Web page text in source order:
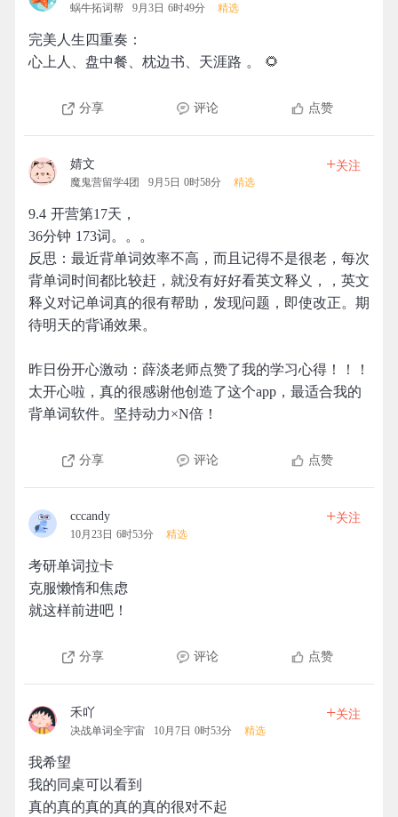
蜗牛拓词帮 9月3日 6时49分 精选
完美人生四重奏：
心上人、盘中餐、枕边书、天涯路 。 ​​​​🌻
分享 评论 点赞
婧文
魔鬼营留学4团 9月5日 0时58分 精选
+关注
9.4 开营第17天，
36分钟 173词。。。
反思：最近背单词效率不高，而且记得不是很老，每次
背单词时间都比较赶，就没有好好看英文释义，，英文
释义对记单词真的很有帮助，发现问题，即使改正。期
待明天的背诵效果。
昨日份开心激动：薛淡老师点赞了我的学习心得！！！
太开心啦，真的很感谢他创造了这个app，最适合我的
背单词软件。坚持动力×N倍！
分享 评论 点赞
cccandy
10月23日 6时53分 精选
+关注
考研单词拉卡
克服懒惰和焦虑
就这样前进吧！
分享 评论 点赞
禾吖
决战单词全宇宙 10月7日 0时53分 精选
+关注
我希望
我的同桌可以看到
真的真的真的真的真的很对不起